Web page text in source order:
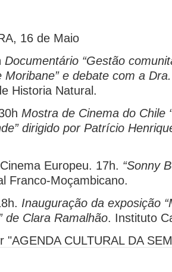
16 de Maio
Documentário “Gestão
Moribane” e debate com a
Historia Natural.
Mostra de Cinema do Chile
dirigido por Patrício
Europeu. 17h. “Sonny
Franco-Moçambicano.
Inauguração da exposição
de Clara Ramalhão. Instituto
"AGENDA CULTURAL DA